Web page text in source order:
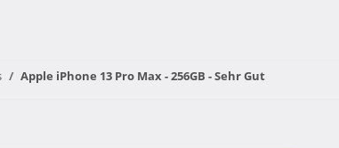
Apple iPhone 13 Pro Max - 256GB - Sehr Gut